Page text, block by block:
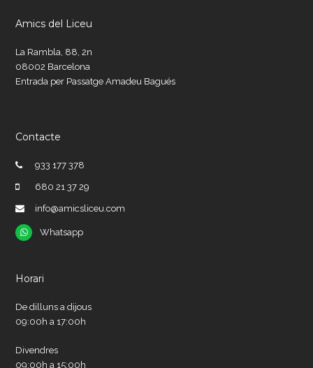
Amics del Liceu
La Rambla, 88, 2n
08002 Barcelona
Entrada per Passatge Amadeu Bagués
Contacte
933 177 378
680 21 37 29
info@amicsliceu.com
Whatsapp
Whatsapp
Horari
De dilluns a dijous
09:00h a 17:00h
Divendres
09:00h a 15:00h